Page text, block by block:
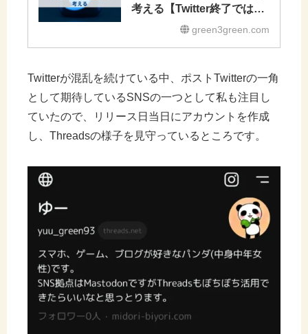
考える【Twitter終了ではな
いけれど】 green3green.com
Twitterが混乱を続けている中、ポストTwitterの一角
として期待しているSNSの一つとして私も注目し
ていたので、リリース日当日にアカウントを作成
し、Threadsの様子を見守っているところです。